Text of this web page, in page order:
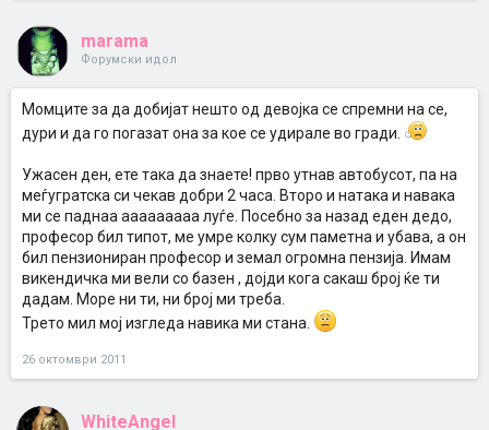
marama
Форумски идол
Момците за да добијат нешто од девојка се спремни на се,
дури и да го погазат она за кое се удирале во гради.
Ужасен ден, ете така да знаете! прво утнав автобусот, па на
меѓугратска си чекав добри 2 часа. Второ и натака и навака
ми се паднаа ааааааааа луѓе. Посебно за назад еден дедо,
професор бил типот, ме умре колку сум паметна и убава, а он
бил пензиониран професор и земал огромна пензија. Имам
викендичка ми вели со базен , дојди кога сакаш број ќе ти
дадам. Море ни ти, ни број ми треба.
Трето мил мој изгледа навика ми стана.
26 октомври 2011
WhiteAngel